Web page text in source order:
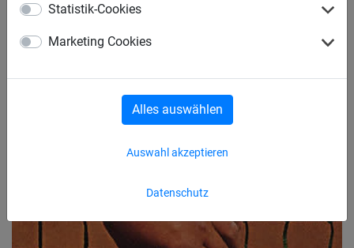
Statistik-Cookies
Marketing Cookies
Datenschutz
Auswahl akzeptieren
Alles auswählen
Regulierband, integriert